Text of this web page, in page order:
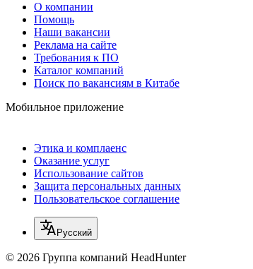
О компании
Помощь
Наши вакансии
Реклама на сайте
Требования к ПО
Каталог компаний
Поиск по вакансиям в Китабе
Мобильное приложение
Этика и комплаенс
Оказание услуг
Использование сайтов
Защита персональных данных
Пользовательское соглашение
Русский
© 2026 Группа компаний HeadHunter